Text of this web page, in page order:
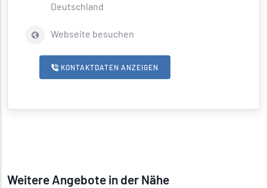
Deutschland
Webseite besuchen
KONTAKTDATEN ANZEIGEN
Weitere Angebote in der Nähe